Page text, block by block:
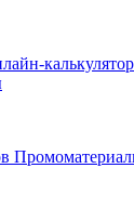
калькулятор